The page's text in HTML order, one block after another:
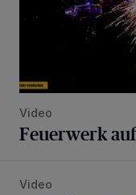
Video
Feuerwerk
Polizei-Übung an
Video